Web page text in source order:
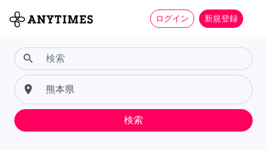
ログイン 新規登録
search
place
検索